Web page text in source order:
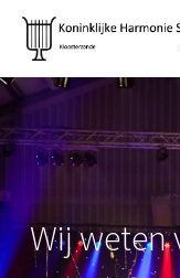
Spring naar hoofd-
Wij weten